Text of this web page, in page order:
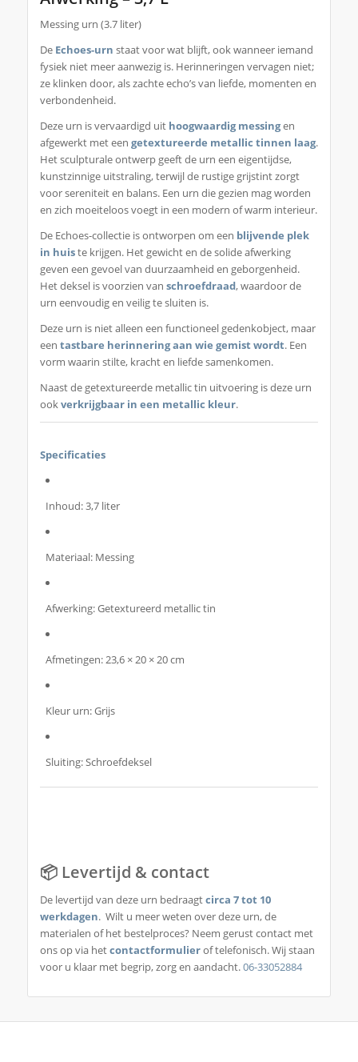
Messing urn (3.7 liter)
De Echoes-urn staat voor wat blijft, ook wanneer iemand
fysiek niet meer aanwezig is. Herinneringen vervagen niet;
ze klinken door, als zachte echo’s van liefde, momenten en
verbondenheid.
Deze urn is vervaardigd uit hoogwaardig messingen
afgewerkt met een getextureerde metallic tinnen laag.
Het sculpturale ontwerp geeft de urn een eigentijdse,
kunstzinnige uitstraling, terwijl de rustige grijstint zorgt
voor sereniteit en balans. Een urn die gezien mag worden
en zich moeiteloos voegt in een modern of warm interieur.
De Echoes-collectie is ontworpen om een blijvende plek
in huiste krijgen. Het gewicht en de solide afwerking
geven een gevoel van duurzaamheid en geborgenheid.
Het deksel is voorzien van schroefdraad, waardoor de
urn eenvoudig en veilig te sluiten is.
Deze urn is niet alleen een functioneel gedenkobject, maar
een tastbare herinnering aan wie gemist wordt. Een
vorm waarin stilte, kracht en liefde samenkomen.
Naast de getextureerde metallic tin uitvoering is deze urn
ookverkrijgbaar in een metallic kleur.
Specificaties
Inhoud: 3,7 liter
Materiaal: Messing
Afwerking: Getextureerd metallic tin
Afmetingen: 23,6 × 20 × 20 cm
Kleur urn: Grijs
Sluiting: Schroefdeksel
📦 Levertijd & contact
De levertijd van deze urn bedraagtcirca 7 tot 10
werkdagen. Wilt u meer weten over deze urn, de
materialen of het bestelproces? Neem gerust contact met
ons op via hetcontactformulierof telefonisch. Wij staan
voor u klaar met begrip, zorg en aandacht.06-33052884